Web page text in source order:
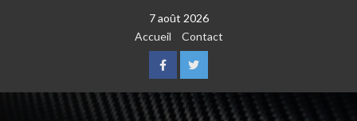
7 août 2026
Accueil
Contact
FacebookTwitter